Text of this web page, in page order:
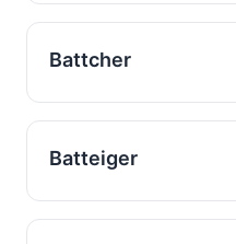
Battcher
Batteiger